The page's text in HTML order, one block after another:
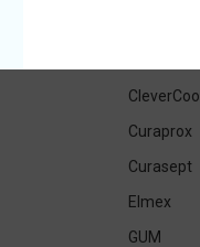
CleverCool
Curaprox
Curasept
Elmex
GUM